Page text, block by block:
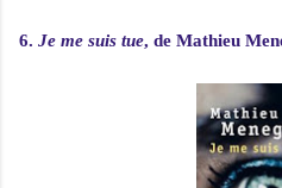
6. Je me suis tue, de Mathieu